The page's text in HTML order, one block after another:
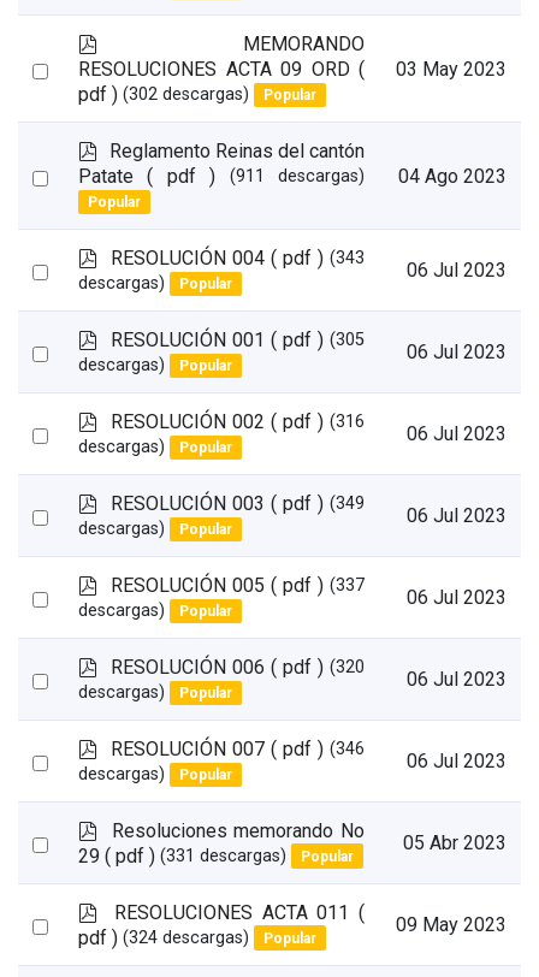
Select
p
d
f
MEMORANDO
RESOLUCIONES ACTA 09 ORD (
pdf ) (302 descargas) Popular
03 May 2023
Select
p
d
f
Reglamento Reinas del cantón
Patate
( pdf ) (911 descargas)
Popular
04 Ago 2023
Select
p
d
RESOLUCIÓN 004 ( pdf ) (343
descargas)
Popular
06 Jul 2023
Select
p
d
RESOLUCIÓN 001 ( pdf ) (305
descargas)
Popular
06 Jul 2023
Select
p
d
RESOLUCIÓN 002 ( pdf ) (316
descargas)
Popular
06 Jul 2023
Select
p
d
RESOLUCIÓN 003 ( pdf ) (349
descargas)
Popular
06 Jul 2023
Select
p
d
RESOLUCIÓN 005 ( pdf ) (337
descargas)
Popular
06 Jul 2023
Select
p
d
RESOLUCIÓN 006 ( pdf ) (320
descargas)
Popular
06 Jul 2023
Select
p
d
RESOLUCIÓN 007 ( pdf ) (346
descargas)
Popular
06 Jul 2023
Select
p
d
Resoluciones memorando No
29 ( pdf ) (331 descargas) Popular
05 Abr 2023
Select
p
d
RESOLUCIONES ACTA 011 (
pdf ) (324 descargas) Popular
09 May 2023